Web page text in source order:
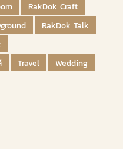
RakDok Craft
RakDok Talk
Travel
Wedding